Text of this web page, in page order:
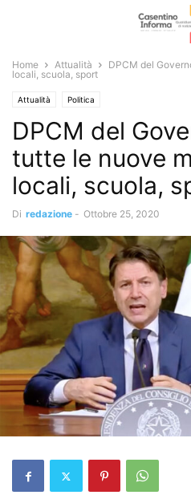
Home Attualità
DPCM del
locali, scuola, sport
Attualità Politica
DPCM del
tutte le nuove
locali, scuola,
Di redazione - Ottobre 25, 2020